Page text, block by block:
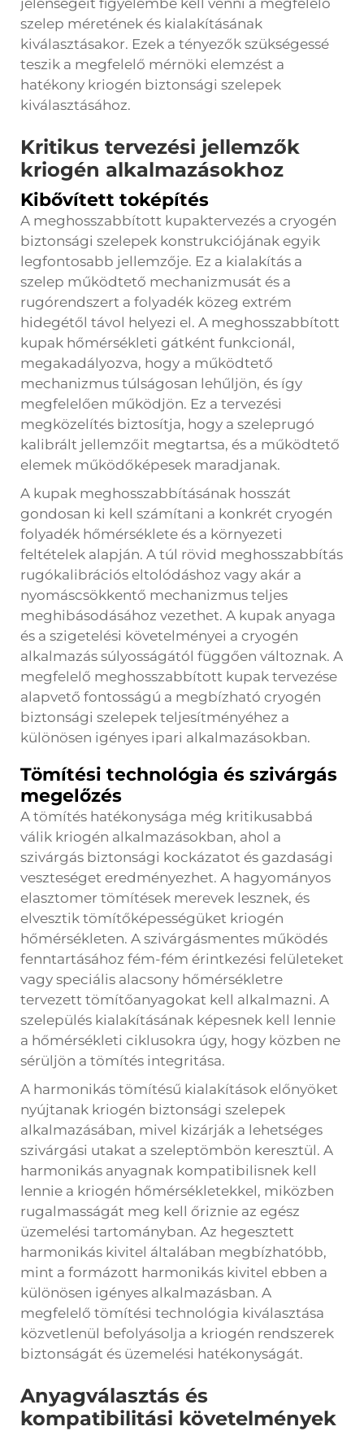
jelenségeit figyelembe kell venni a megfelelő
szelep méretének és kialakításának
kiválasztásakor. Ezek a tényezők szükségessé
teszik a megfelelő mérnöki elemzést a
hatékony kriogén biztonsági szelepek
kiválasztásához.
Kritikus tervezési jellemzők
kriogén alkalmazásokhoz
Kibővített toképítés
A meghosszabbított kupaktervezés a cryogén
biztonsági szelepek konstrukciójának egyik
legfontosabb jellemzője. Ez a kialakítás a
szelep működtető mechanizmusát és a
rugórendszert a folyadék közeg extrém
hidegétől távol helyezi el. A meghosszabbított
kupak hőmérsékleti gátként funkcionál,
megakadályozva, hogy a működtető
mechanizmus túlságosan lehűljön, és így
megfelelően működjön. Ez a tervezési
megközelítés biztosítja, hogy a szeleprugó
kalibrált jellemzőit megtartsa, és a működtető
elemek működőképesek maradjanak.
A kupak meghosszabbításának hosszát
gondosan ki kell számítani a konkrét cryogén
folyadék hőmérséklete és a környezeti
feltételek alapján. A túl rövid meghosszabbítás
rugókalibrációs eltolódáshoz vagy akár a
nyomáscsökkentő mechanizmus teljes
meghibásodásához vezethet. A kupak anyaga
és a szigetelési követelményei a cryogén
alkalmazás súlyosságától függően változnak. A
megfelelő meghosszabbított kupak tervezése
alapvető fontosságú a megbízható cryogén
biztonsági szelepek teljesítményéhez a
különösen igényes ipari alkalmazásokban.
Tömítési technológia és szivárgás
megelőzés
A tömítés hatékonysága még kritikusabbá
válik kriogén alkalmazásokban, ahol a
szivárgás biztonsági kockázatot és gazdasági
veszteséget eredményezhet. A hagyományos
elasztomer tömítések merevek lesznek, és
elvesztik tömítőképességüket kriogén
hőmérsékleten. A szivárgásmentes működés
fenntartásához fém-fém érintkezési felületeket
vagy speciális alacsony hőmérsékletre
tervezett tömítőanyagokat kell alkalmazni. A
szelepülés kialakításának képesnek kell lennie
a hőmérsékleti ciklusokra úgy, hogy közben ne
sérüljön a tömítés integritása.
A harmonikás tömítésű kialakítások előnyöket
nyújtanak kriogén biztonsági szelepek
alkalmazásában, mivel kizárják a lehetséges
szivárgási utakat a szeleptömbön keresztül. A
harmonikás anyagnak kompatibilisnek kell
lennie a kriogén hőmérsékletekkel, miközben
rugalmasságát meg kell őriznie az egész
üzemelési tartományban. Az hegesztett
harmonikás kivitel általában megbízhatóbb,
mint a formázott harmonikás kivitel ebben a
különösen igényes alkalmazásban. A
megfelelő tömítési technológia kiválasztása
közvetlenül befolyásolja a kriogén rendszerek
biztonságát és üzemelési hatékonyságát.
Anyagválasztás és
kompatibilitási követelmények